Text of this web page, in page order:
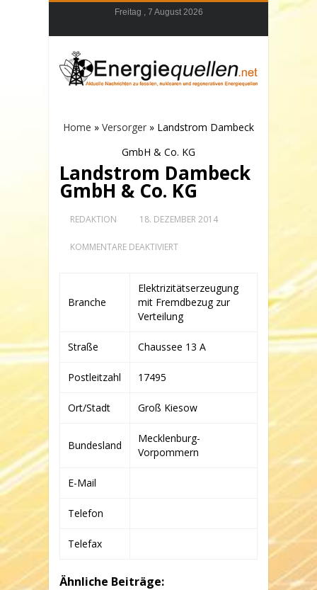
Freitag , 7 August 2026
Home » Versorger » Landstrom Dambeck
GmbH & Co. KG
Landstrom Dambeck
GmbH & Co. KG
REDAKTION 18. DEZEMBER 2014
KOMMENTARE DEAKTIVIERTFÜR
&
CO.
KG
Branche
Elektrizitätserzeugung
mit Fremdbezug zur
Verteilung
Straße Chaussee 13 A
Postleitzahl 17495
Ort/Stadt Groß Kiesow
Bundesland
Mecklenburg-
Vorpommern
E-Mail
Telefon
Telefax
Ähnliche Beiträge: